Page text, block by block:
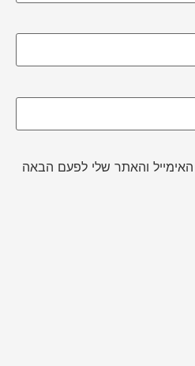
והאתר שלי לפעם הבאה